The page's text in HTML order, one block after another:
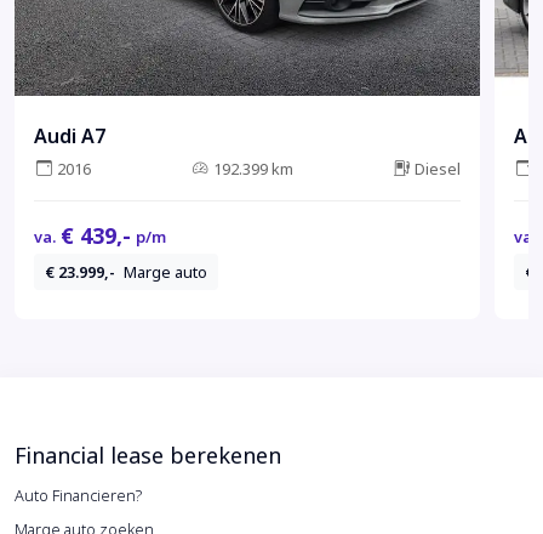
Audi A7
2016 192.399 km Diesel
va. € 439,- p/m
€ 23.999,- Marge auto
va.
€
Financial lease berekenen
Auto Financieren?